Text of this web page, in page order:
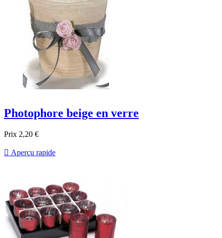
Photophore beige en verre
Prix 2,20 €
 Aperçu rapide